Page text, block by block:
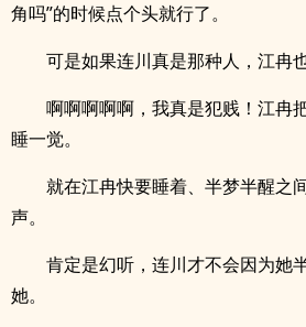
角吗”的时候点个头就行了。
可是如果连川真是那种人，江冉
啊啊啊啊啊，我真是犯贱！江冉
睡一觉。
就在江冉快要睡着、半梦半醒之
声。
肯定是幻听，连川才不会因为她
她。